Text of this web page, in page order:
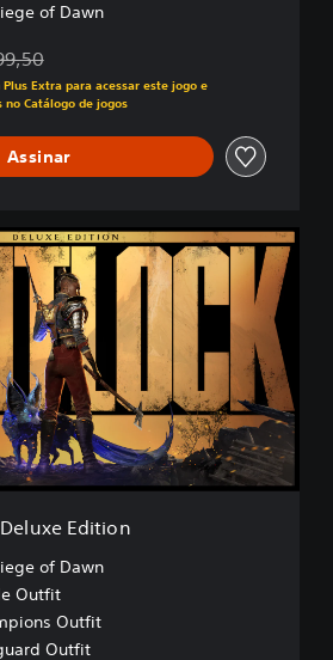
of Dawn
aplicado no preço original de
Extra para acessar este jogo e
no Catálogo de jogos
Assinar
Deluxe Edition
of Dawn
Outfit
Outfit
Outfit